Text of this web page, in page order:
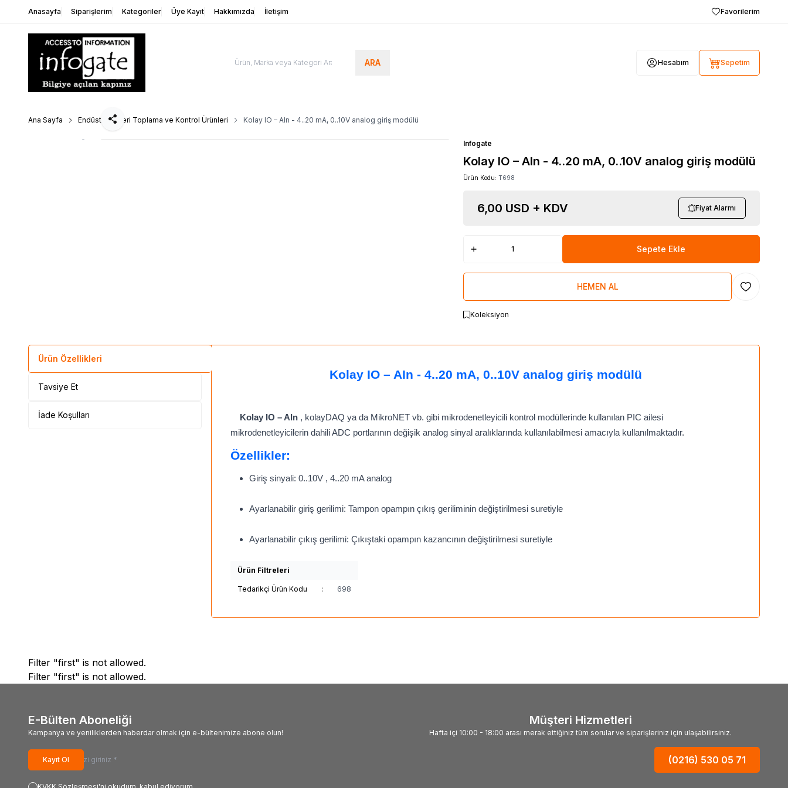
Anasayfa Siparişlerim Kategoriler Üye Kayıt Hakkımızda İletişim Favorilerim
ARA Hesabım Sepetim
Ana Sayfa Endüstriyel Veri Toplama ve Kontrol Ürünleri Kolay IO – AIn - 4..20 mA, 0..10V analog giriş modülü
Paylaş
Infogate
Kolay IO – AIn - 4..20 mA, 0..10V analog giriş modülü
Ürün Kodu: T698
6,00 USD + KDV Fiyat Alarmı
Sepete Ekle
HEMEN AL Favoriye
Koleksiyon
Ürün Özellikleri
Tavsiye Et
İade Koşulları
Kolay IO – AIn - 4..20 mA, 0..10V analog giriş modülü
Kolay IO – AIn , kolayDAQ ya da MikroNET vb. gibi mikrodenetleyicili kontrol modüllerinde kullanılan PIC ailesi
mikrodenetleyicilerin dahili ADC portlarının değişik analog sinyal aralıklarında kullanılabilmesi amacıyla kullanılmaktadır.
Özellikler:
Giriş sinyali: 0..10V , 4..20 mA analog
Ayarlanabilir giriş gerilimi: Tampon opampın çıkış geriliminin değiştirilmesi suretiyle
Ayarlanabilir çıkış gerilimi: Çıkıştaki opampın kazancının değiştirilmesi suretiyle
Ürün Filtreleri
Tedarikçi Ürün Kodu : 698
Filter "first" is not allowed.
Filter "first" is not allowed.
E-Bülten Aboneliği
Kampanya ve yeniliklerden haberdar olmak için e-bültenimize abone olun!
Kayıt Ol
Müşteri Hizmetleri
Hafta içi 10:00 - 18:00 arası merak ettiğiniz tüm sorular ve siparişleriniz için ulaşabilirsiniz.
(0216) 530 05 71